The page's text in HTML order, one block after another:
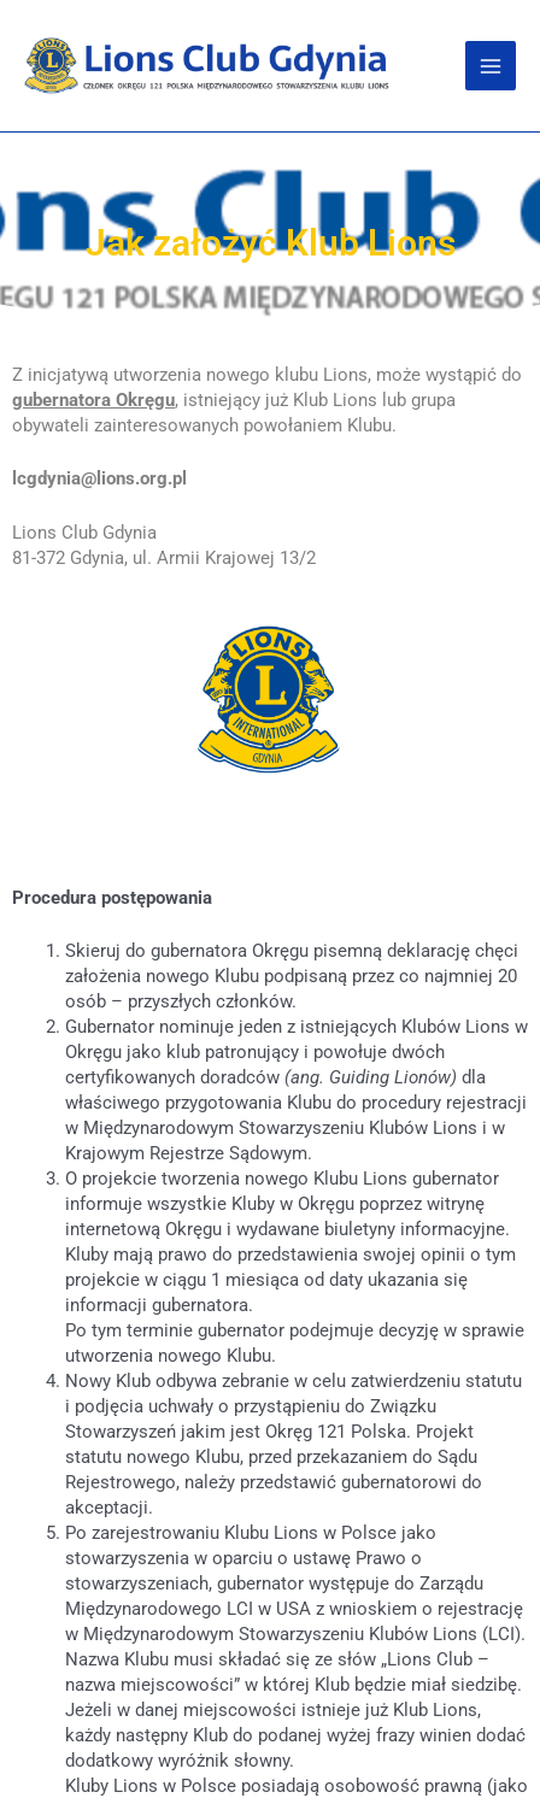
Jak założyć Klub Lions
Z inicjatywą utworzenia nowego klubu Lions, może wystąpić do
gubernatora Okręgu, istniejący już Klub Lions lub grupa
obywateli zainteresowanych powołaniem Klubu.
lcgdynia@lions.org.pl
Lions Club Gdynia
81-372 Gdynia, ul. Armii Krajowej 13/2
Procedura postępowania
Skieruj do gubernatora Okręgu pisemną deklarację chęci
założenia nowego Klubu podpisaną przez co najmniej 20
osób – przyszłych członków.
Gubernator nominuje jeden z istniejących Klubów Lions w
Okręgu jako klub patronujący i powołuje dwóch
certyfikowanych doradców (ang. Guiding Lionów) dla
właściwego przygotowania Klubu do procedury rejestracji
w Międzynarodowym Stowarzyszeniu Klubów Lions i w
Krajowym Rejestrze Sądowym.
O projekcie tworzenia nowego Klubu Lions gubernator
informuje wszystkie Kluby w Okręgu poprzez witrynę
internetową Okręgu i wydawane biuletyny informacyjne.
Kluby mają prawo do przedstawienia swojej opinii o tym
projekcie w ciągu 1 miesiąca od daty ukazania się
informacji gubernatora.
Po tym terminie gubernator podejmuje decyzję w sprawie
utworzenia nowego Klubu.
Nowy Klub odbywa zebranie w celu zatwierdzeniu statutu
i podjęcia uchwały o przystąpieniu do Związku
Stowarzyszeń jakim jest Okręg 121 Polska. Projekt
statutu nowego Klubu, przed przekazaniem do Sądu
Rejestrowego, należy przedstawić gubernatorowi do
akceptacji.
Po zarejestrowaniu Klubu Lions w Polsce jako
stowarzyszenia w oparciu o ustawę Prawo o
stowarzyszeniach, gubernator występuje do Zarządu
Międzynarodowego LCI w USA z wnioskiem o rejestrację
w Międzynarodowym Stowarzyszeniu Klubów Lions (LCI).
Nazwa Klubu musi składać się ze słów „Lions Club –
nazwa miejscowości” w której Klub będzie miał siedzibę.
Jeżeli w danej miejscowości istnieje już Klub Lions,
każdy następny Klub do podanej wyżej frazy winien dodać
dodatkowy wyróżnik słowny.
Kluby Lions w Polsce posiadają osobowość prawną (jako